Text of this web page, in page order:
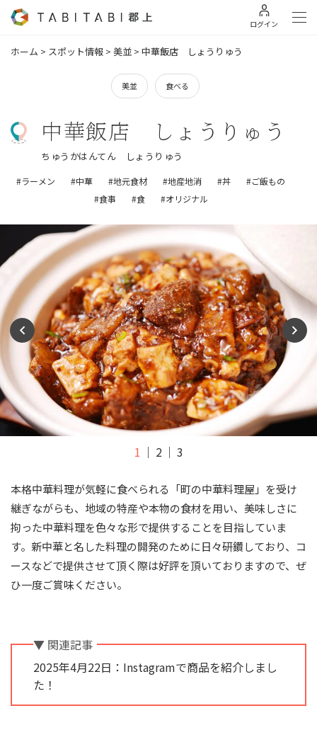
ログイン
ホーム > スポット情報 > 美並 > 中華飯店 しょうりゅう
美並 食べる
中華飯店 しょうりゅう
ちゅうかはんてん しょうりゅう
#ラーメン #中華 #地元食材 #地産地消 #丼
#ご飯もの
#食事
#食 #オリジナル
1 2 3
本格中華料理が気軽に食べられる「町の中華料理屋」を受け
継ぎながらも、地域の特産や本物の食材を用い、美味しさに
拘った中華料理を色々な形で提供することを目指していま
す。新中華と名した料理の開発のために日々研鑽しており、コ
ースなどで提供させて頂く際は好評を頂いておりますので、ぜ
ひ一度ご賞味ください。
▼ 関連記事
2025年4月22日：Instagramで商品を紹介しまし
た！